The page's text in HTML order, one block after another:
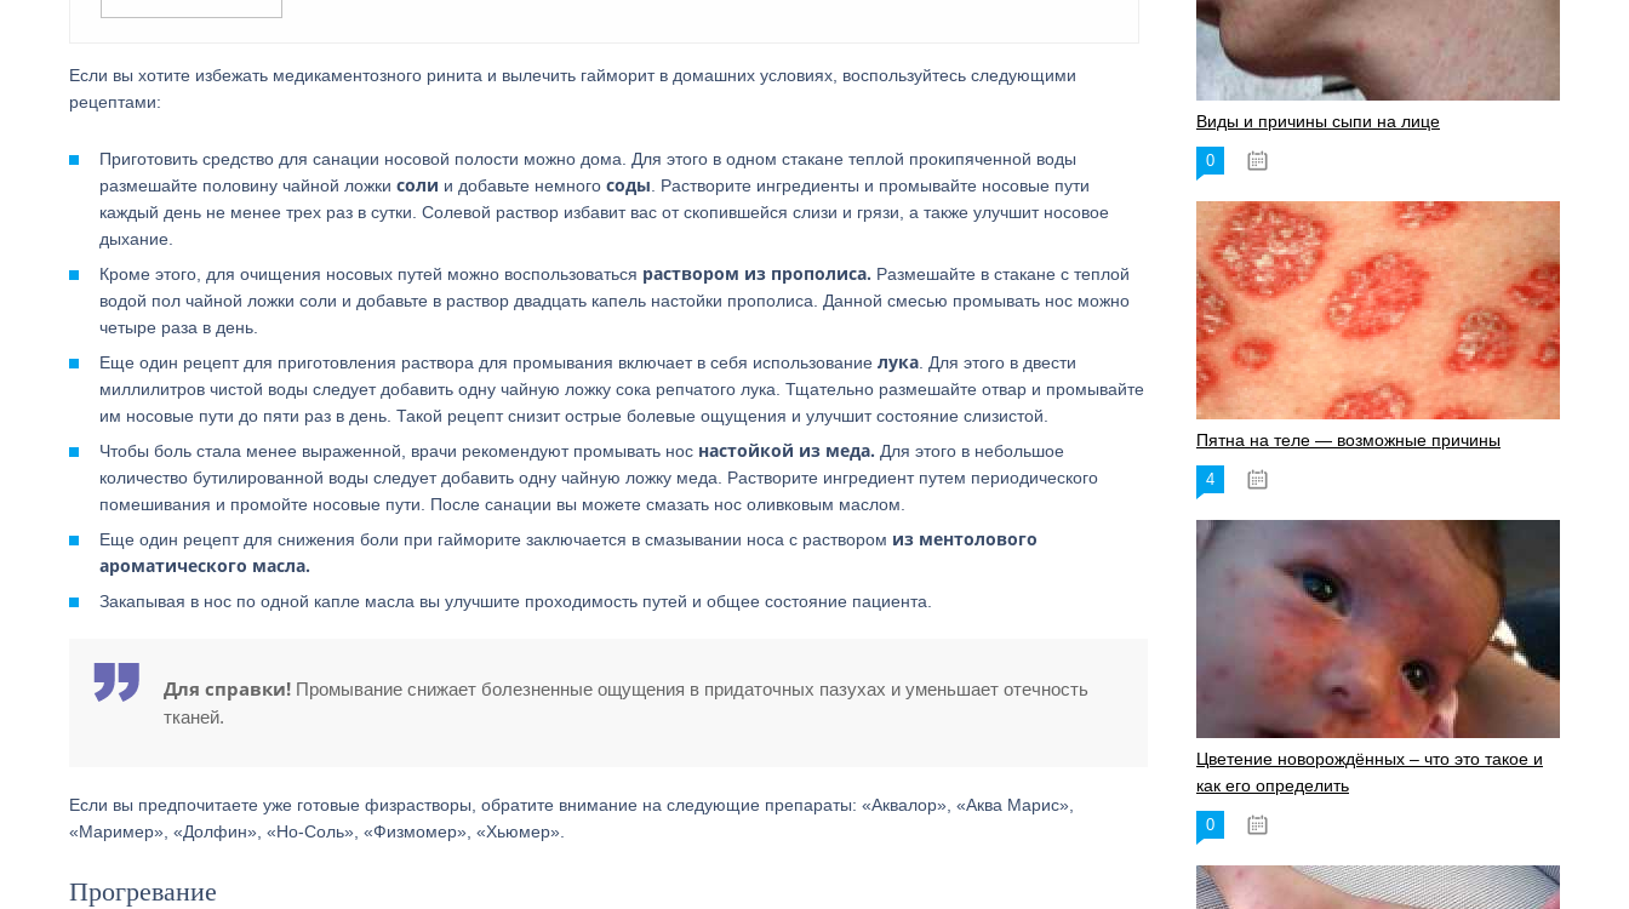
Если вы хотите избежать медикаментозного ринита и вылечить гайморит в домашних условиях, воспользуйтесь следующими
рецептами:
Приготовить средство для санации носовой полости можно дома. Для этого в одном стакане теплой прокипяченной воды
размешайте половину чайной ложки соли и добавьте немного соды . Растворите ингредиенты и промывайте носовые пути
каждый день не менее трех раз в сутки. Солевой раствор избавит вас от скопившейся слизи и грязи, а также улучшит носовое
дыхание.
Кроме этого, для очищения носовых путей можно воспользоваться раствором из прополиса. Размешайте в стакане с теплой
водой пол чайной ложки соли и добавьте в раствор двадцать капель настойки прополиса. Данной смесью промывать нос можно
четыре раза в день.
Еще один рецепт для приготовления раствора для промывания включает в себя использование лука . Для этого в двести
миллилитров чистой воды следует добавить одну чайную ложку сока репчатого лука. Тщательно размешайте отвар и промывайте
им носовые пути до пяти раз в день. Такой рецепт снизит острые болевые ощущения и улучшит состояние слизистой.
Чтобы боль стала менее выраженной, врачи рекомендуют промывать нос настойкой из меда. Для этого в небольшое
количество бутилированной воды следует добавить одну чайную ложку меда. Растворите ингредиент путем периодического
помешивания и промойте носовые пути. После санации вы можете смазать нос оливковым маслом.
Еще один рецепт для снижения боли при гайморите заключается в смазывании носа с раствором из ментолового
ароматического масла.
Закапывая в нос по одной капле масла вы улучшите проходимость путей и общее состояние пациента.
Для справки! Промывание снижает болезненные ощущения в придаточных пазухах и уменьшает отечность
тканей.
Если вы предпочитаете уже готовые физрастворы, обратите внимание на следующие препараты: «Аквалор», «Аква Марис»,
«Маример», «Долфин», «Но-Соль», «Физмомер», «Хьюмер».
Прогревание
Виды и причины сыпи на лице
0
Пятна на теле — возможные причины
4
Цветение новорождённых – что это такое и
как его определить
0